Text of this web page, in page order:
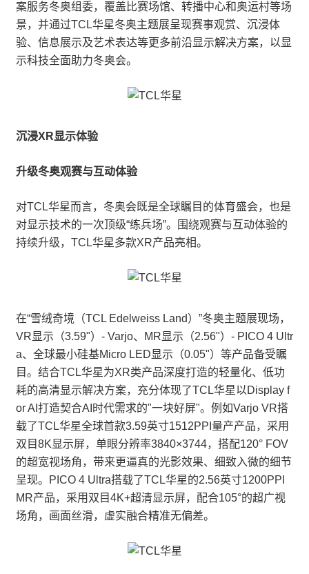
案服务冬奥组委，覆盖比赛场馆、转播中心和奥运村等场
景，并通过TCL华星冬奥主题展呈现赛事观赏、沉浸体
验、信息展示及艺术表达等更多前沿显示解决方案，以显
示科技全面助力冬奥会。
沉浸XR显示体验
升级冬奥观赛与互动体验
对TCL华星而言，冬奥会既是全球瞩目的体育盛会，也是
对显示技术的一次顶级“练兵场”。围绕观赛与互动体验的
持续升级，TCL华星多款XR产品亮相。
在“雪绒奇境（TCL Edelweiss Land）”冬奥主题展现场，
VR显示（3.59"）- Varjo、MR显示（2.56"）- PICO 4 Ultr
a、全球最小硅基Micro LED显示（0.05"）等产品备受瞩
目。结合TCL华星为XR类产品深度打造的轻量化、低功
耗的高清显示解决方案，充分体现了TCL华星以Display f
or AI打造契合AI时代需求的"一块好屏"。例如Varjo VR搭
载了TCL华星全球首款3.59英寸1512PPI量产产品，采用
双目8K显示屏，单眼分辨率3840×3744，搭配120° FOV
的超宽视场角，带来更逼真的光影效果、细致入微的细节
呈现。PICO 4 Ultra搭载了TCL华星的2.56英寸1200PPI
MR产品，采用双目4K+超清显示屏，配合105°的超广视
场角，画面丝滑，虚实融合精准无偏差。